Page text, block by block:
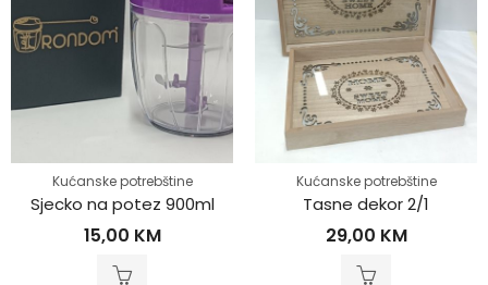
Kućanske potrebštine
Sjecko na potez 900ml
15,00 KM
Kućanske potrebštine
Tasne dekor 2/1
29,00 KM